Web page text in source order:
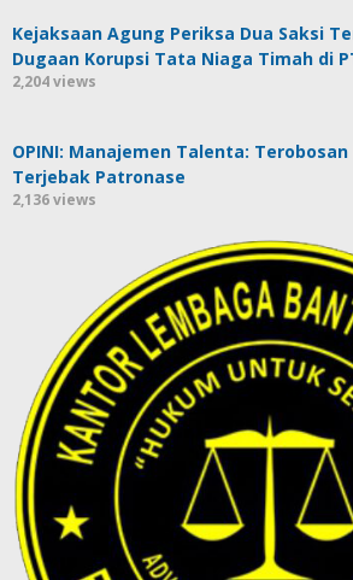
Kejaksaan Agung Periksa Dua Saksi
Dugaan Korupsi Tata Niaga Timah di
2,204 views
OPINI: Manajemen Talenta:
Terjebak Patronase
2,136 views